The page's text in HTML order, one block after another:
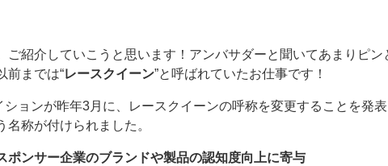
、ご紹介していこうと思います！アンバサダーと聞いてあまりピン
前までは“レースクイーン”と呼ばれていたお仕事です！
ョンが昨年3月に、レースクイーンの呼称を変更することを発表
名称が付けられました。
ポンサー企業のブランドや製品の認知度向上に寄与